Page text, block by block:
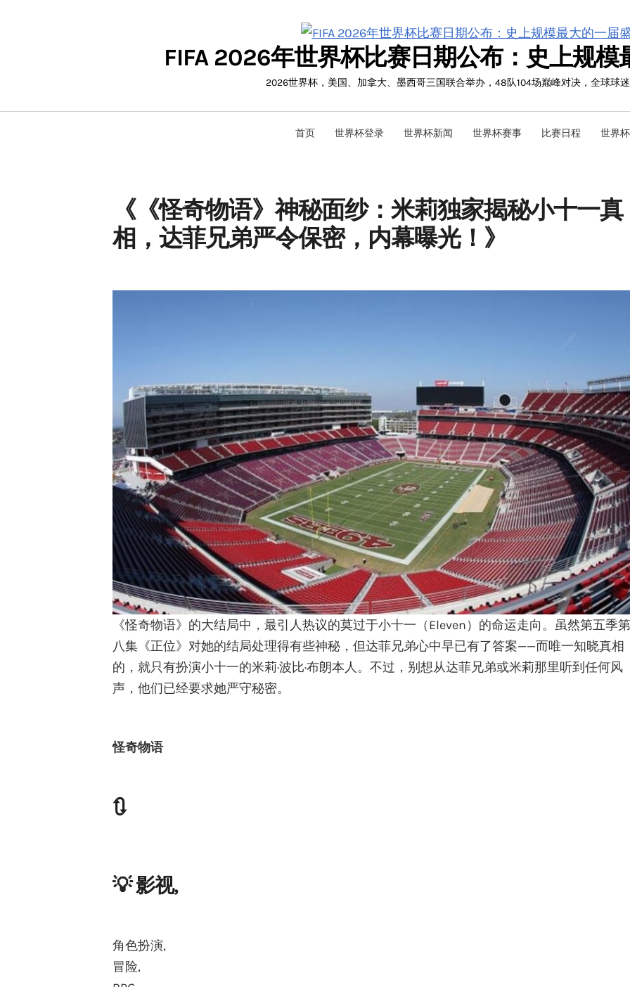
FIFA 2026年世界杯比赛日期公布：史上规模
2026世界杯，美国、加拿大、墨西哥三国联合举办，48队104场巅峰对决，全球球迷
首页 世界杯登录 世界杯新闻 世界杯赛事 比赛日程 世界
《《怪奇物语》神秘面纱：米莉独家揭秘小十一真
相，达菲兄弟严令保密，内幕曝光！》
《怪奇物语》的大结局中，最引人热议的莫过于小十一（Eleven）的命运走向。虽然第五季第
八集《正位》对她的结局处理得有些神秘，但达菲兄弟心中早已有了答案——而唯一知晓真相
的，就只有扮演小十一的米莉·波比·布朗本人。不过，别想从达菲兄弟或米莉那里听到任何风
声，他们已经要求她严守秘密。
怪奇物语
🔃
💡 影视,
角色扮演,
冒险,